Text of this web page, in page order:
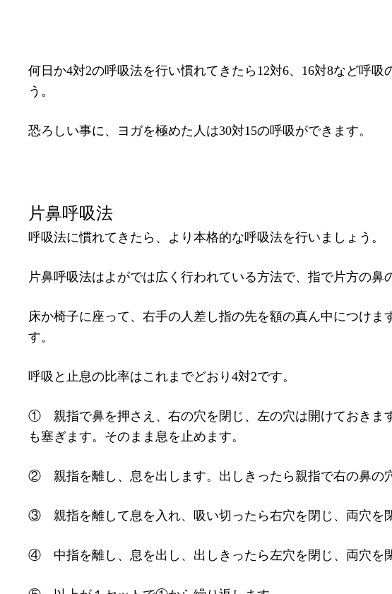
何日か4対2の呼吸法を行い慣れてきたら12対6、16対8など呼
う。
恐ろしい事に、ヨガを極めた人は30対15の呼吸ができます。
片鼻呼吸法
呼吸法に慣れてきたら、より本格的な呼吸法を行いましょう。
片鼻呼吸法はよがでは広く行われている方法で、指で片方の鼻
床か椅子に座って、右手の人差し指の先を額の真ん中につけ
す。
呼吸と止息の比率はこれまでどおり4対2です。
① 親指で鼻を押さえ、右の穴を閉じ、左の穴は開けておきま
も塞ぎます。そのまま息を止めます。
② 親指を離し、息を出します。出しきったら親指で右の鼻の
③ 親指を離して息を入れ、吸い切ったら右穴を閉じ、両穴を
④ 中指を離し、息を出し、出しきったら左穴を閉じ、両穴を